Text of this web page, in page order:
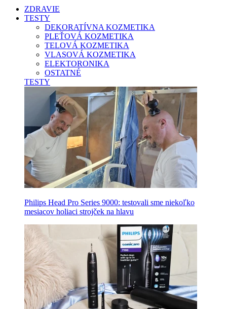
ZDRAVIE
TESTY
DEKORATÍVNA KOZMETIKA
PLEŤOVÁ KOZMETIKA
TELOVÁ KOZMETIKA
VLASOVÁ KOZMETIKA
ELEKTORONIKA
OSTATNÉ
TESTY
Philips Head Pro Series 9000: testovali sme niekoľko
mesiacov holiaci strojček na hlavu